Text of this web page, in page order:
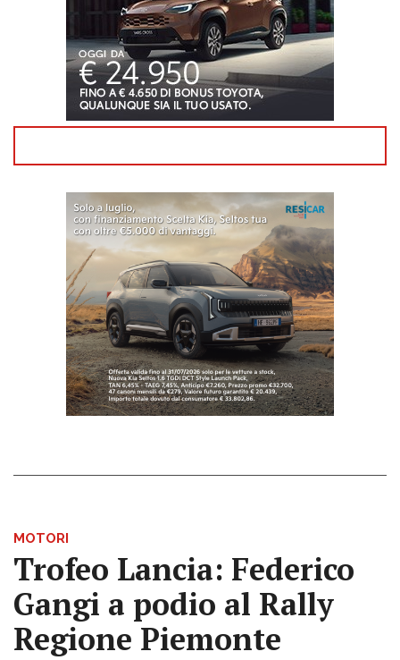
MOTORI
Trofeo Lancia: Federico
Gangi a podio al Rally
Regione Piemonte